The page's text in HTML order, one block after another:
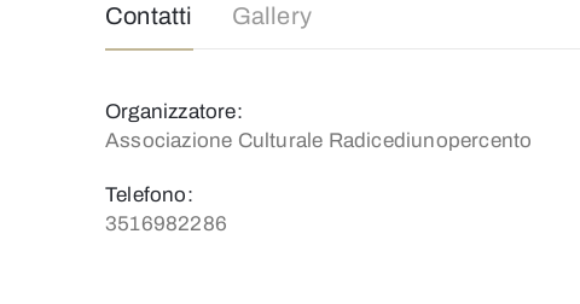
Contatti Gallery
Organizzatore:
Associazione Culturale Radicediunopercento
Telefono:
3516982286